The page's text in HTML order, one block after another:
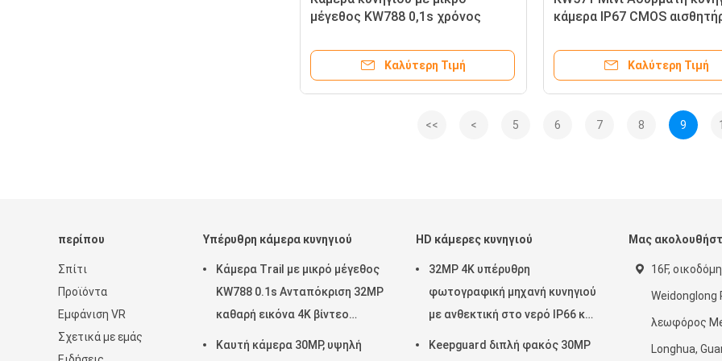
μέγεθος KW788 0,1s χρόνος
αδιάβροχο IP67 έως 512GB για
παρακολούθηση άγριας ζωής
Καλύτερη Τιμή
κάμερα IP67 CMOS
stealth παιχνίδι φθηνό
Καλύτερη Τιμή
<< < 5 6 7 8 9
περίπου
Σπίτι
Προϊόντα
Εμφάνιση VR
Σχετικά με εμάς
Υπέρυθρη κάμερα κυνηγιού
Κάμερα Trail με μικρό μέγεθος
KW788 0.1s Ανταπόκριση 32MP
καθαρή εικόνα 4K βίντεο
Αδιάβροχο IP67 έως 512GB για
Καυτή κάμερα 30MP, υψηλή
HD κάμερες κυνηγιού
32MP 4K υπέρυθρη
φωτογραφική μηχανή κυνηγιού
με ανθεκτική στο νερό IP66 και
λειτουργία PIR για
Keepguard διπλή φακός 30MP
Μας
16F,
Weidonglong
λεωφόρος
Longhua,